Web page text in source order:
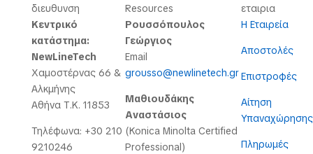
διευθυνση
Κεντρικό
κατάστημα:
NewLineTech
Χαμοστέρνας 66 &
Αλκμήνης
Αθήνα Τ.Κ. 11853
Τηλέφωνα: +30 210
9210246
Resources
Ρουσσόπουλος
Γεώργιος
Email
grousso@newlinetech.gr
Μαθιουδάκης
Αναστάσιος
(Konica Minolta Certified
Professional)
εταιρια
Η Εταιρεία
Αποστολές
Επιστροφές
Αίτηση
Υπαναχώρησης
Πληρωμές